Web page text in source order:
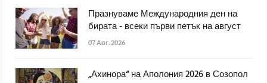
Празнуваме Международния ден на
бирата - всеки първи петък на август
07 Авг. 2026
„Ахинора“ на Аполония 2026 в Созопол